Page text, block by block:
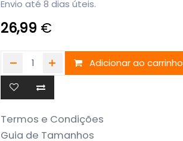
Envio até 8 dias úteis.
26,99 €
Adicionar ao carrinho
Termos e Condições
Guia de Tamanhos